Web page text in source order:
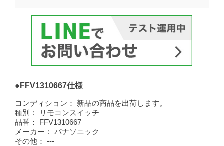
●FFV1310667仕様
コンディション：
新品の商品を出荷します。
種別：
リモコンスイッチ
品番：
FFV1310667
メーカー：
パナソニック
その他：
---